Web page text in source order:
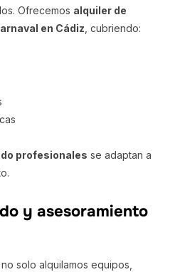
Ofrecemos alquiler de
en Cádiz , cubriendo:
profesionales se adaptan a
y asesoramiento
no solo alquilamos equipos,